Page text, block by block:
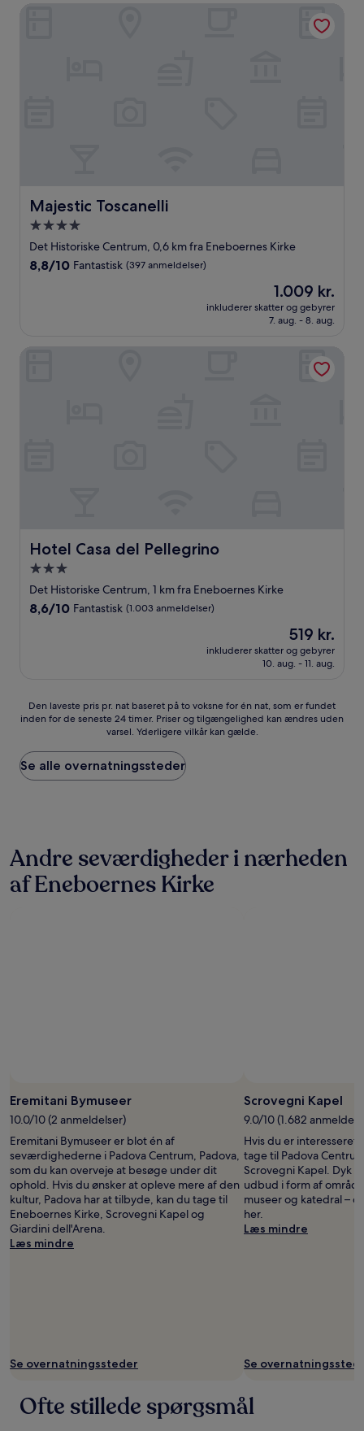
anmeldelser)
Majestic Toscanelli
Majestic Toscanelli
4.0-
stjernet
overnatningssted
Det Historiske Centrum, 0,6 km fra Eneboernes Kirke
8.8
anmeldelser)
8,8/10 Fantastisk (397 anmeldelser)
Prisen
er
1.009 kr.
1.009 kr.
inkluderer skatter og gebyrer
7. aug. - 8. aug.
Hotel Casa del Pellegrino
Hotel Casa del Pellegrino
3.0-
stjernet
overnatningssted
Det Historiske Centrum, 1 km fra Eneboernes Kirke
8.6
8,6/10 Fantastisk (1.003 anmeldelser)
Prisen
er
519 kr.
519 kr.
inkluderer skatter og gebyrer
10. aug. - 11. aug.
Den
laveste
pr.
nat
baseret
én
nat,
som
er
varsel.
Yderligere
kan
gælde.
Den laveste pris pr. nat baseret på to voksne for én nat, som er fundet
inden for de seneste 24 timer. Priser og tilgængelighed kan ændres uden
varsel. Yderligere vilkår kan gælde.
Se alle overnatningssteder
Andre seværdigheder i nærheden
af Eneboernes Kirke
Eremitani Bymuseer
10.0/10 (2 anmeldelser)
Eremitani Bymuseer er blot én af
seværdighederne i Padova Centrum, Padova,
som du kan overveje at besøge under dit
ophold. Hvis du ønsker at opleve mere af den
kultur, Padova har at tilbyde, kan du tage til
Eneboernes Kirke, Scrovegni Kapel og
Giardini dell'Arena.
Læs mindre
Se overnatningssteder
Scrovegni Kapel
9.0/10 (1.682
Hvis du er interesseret
tage til Padova
Scrovegni Kapel. Dyk
udbud i form af
museer og katedral –
her.
Læs mindre
Se
Ofte stillede spørgsmål